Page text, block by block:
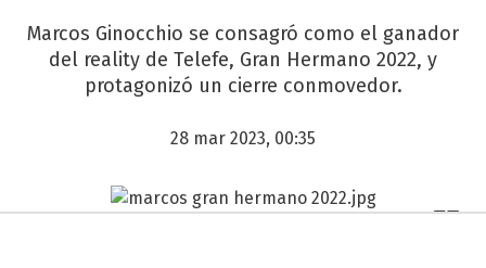
Marcos Ginocchio se consagró como el ganador
del reality de Telefe, Gran Hermano 2022, y
protagonizó un cierre conmovedor.
28 mar 2023, 00:35